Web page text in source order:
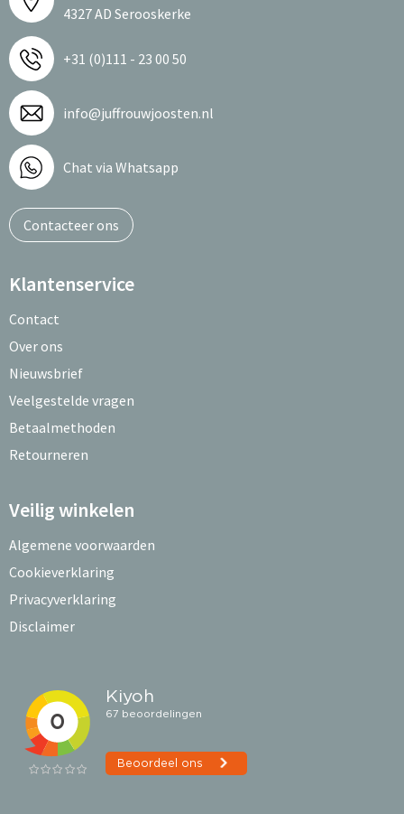
4327 AD Serooskerke
+31 (0)111 - 23 00 50
info@juffrouwjoosten.nl
Chat via Whatsapp
Contacteer ons
Klantenservice
Contact
Over ons
Nieuwsbrief
Veelgestelde vragen
Betaalmethoden
Retourneren
Veilig winkelen
Algemene voorwaarden
Cookieverklaring
Privacyverklaring
Disclaimer